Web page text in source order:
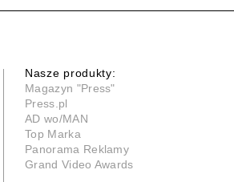
Nasze produkty:
Magazyn "Press"
Press.pl
AD wo/MAN
Top Marka
Panorama Reklamy
Grand Video Awards